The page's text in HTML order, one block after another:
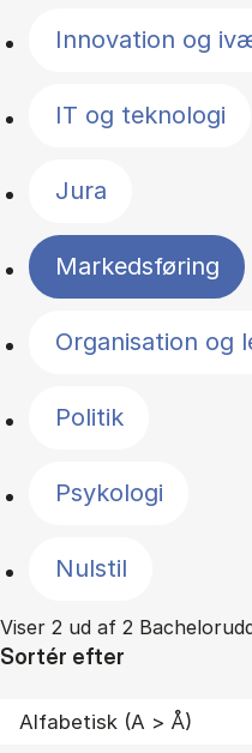
Innovation og
IT og teknologi
Jura
Markedsføring
Organisation og
Politik
Psykologi
Nulstil
Viser 2 ud af 2
Sortér efter